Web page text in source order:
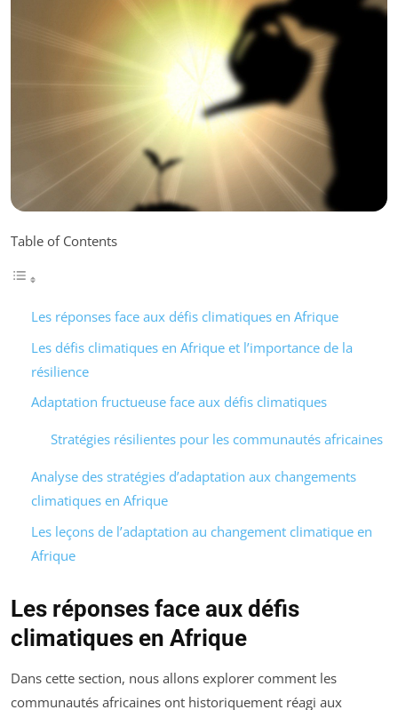
Table of Contents
Les réponses face aux défis climatiques en Afrique
Les défis climatiques en Afrique et l’importance de la
résilience
Adaptation fructueuse face aux défis climatiques
Stratégies résilientes pour les communautés africaines
Analyse des stratégies d’adaptation aux changements
climatiques en Afrique
Les leçons de l’adaptation au changement climatique en
Afrique
Les réponses face aux défis
climatiques en Afrique
Dans cette section, nous allons explorer comment les
communautés africaines ont historiquement réagi aux